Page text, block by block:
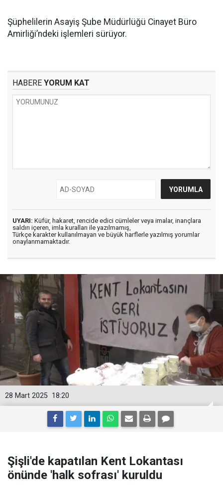
Şüphelilerin Asayiş Şube Müdürlüğü Cinayet Büro
Amirliği’ndeki işlemleri sürüyor.
HABERE YORUM KAT
UYARI: Küfür, hakaret, rencide edici cümleler veya imalar, inançlara
saldırı içeren, imla kuralları ile yazılmamış,
Türkçe karakter kullanılmayan ve büyük harflerle yazılmış yorumlar
onaylanmamaktadır.
18:20
28 Mart 2025
Şişli'de kapatılan Kent Lokantası
önünde 'halk sofrası' kuruldu